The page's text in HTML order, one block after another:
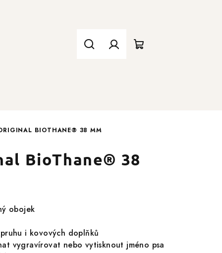
BIOTHANE® 38 MM
BioThane® 38
obojek
i kovových doplňků
vygravírovat nebo vytisknout jméno psa